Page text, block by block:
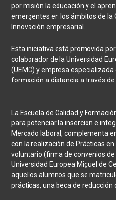
por misión la educación y el
emergentes en los ámbitos de la
Innovación empresarial.
Esta iniciativa está promovida
colaborador de la Universidad
(UEMC) y empresa
formación a distancia a través
La Escuela de Calidad y
para potenciar la inserción e
Mercado laboral, complementa
con la realización de Prácticas
voluntario (firma de convenios
Universidad Europea Miguel de
aquellos alumnos que se
prácticas, una beca de reducción